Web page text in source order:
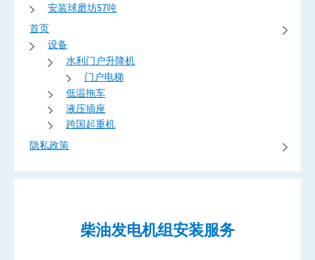
安装球磨坊57吨
首页
设备
水利门户升降机
门户电梯
低温拖车
液压插座
跨国起重机
隐私政策
柴油发电机组安装服务